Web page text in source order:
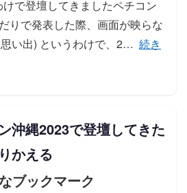
で登壇してきましたペチコン
りで発表した際、画面が映らな
い出) というわけで、2… 「ペチコ
続き
沖縄2023で登壇してきた
かえる